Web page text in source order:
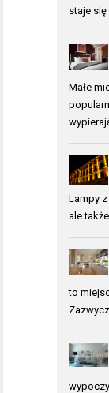
staje się
Małe
Lampy z
ale
to